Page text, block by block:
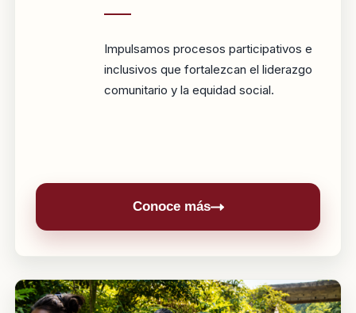
Impulsamos procesos participativos e
inclusivos que fortalezcan el liderazgo
comunitario y la equidad social.
Conoce más